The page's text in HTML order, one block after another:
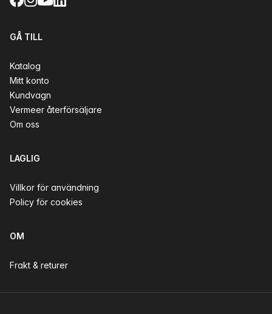
GÅ TILL
Katalog
Mitt konto
Kundvagn
Vermeer återförsäljare
Om oss
LAGLIG
Villkor för användning
Policy för cookies
OM
Frakt & returer